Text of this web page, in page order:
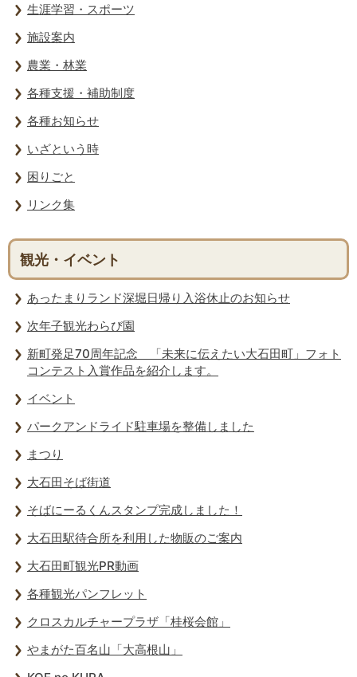
生涯学習・スポーツ
施設案内
農業・林業
各種支援・補助制度
各種お知らせ
いざという時
困りごと
リンク集
観光・イベント
あったまりランド深堀日帰り入浴休止のお知らせ
次年子観光わらび園
新町発足70周年記念 「未来に伝えたい大石田町」フォト
コンテスト入賞作品を紹介します。
イベント
パークアンドライド駐車場を整備しました
まつり
大石田そば街道
そばにーるくんスタンプ完成しました！
大石田駅待合所を利用した物販のご案内
大石田町観光PR動画
各種観光パンフレット
クロスカルチャープラザ「桂桜会館」
やまがた百名山「大高根山」